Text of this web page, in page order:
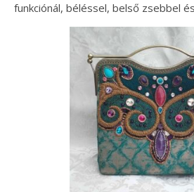
funkciónál, béléssel, belső zsebbel